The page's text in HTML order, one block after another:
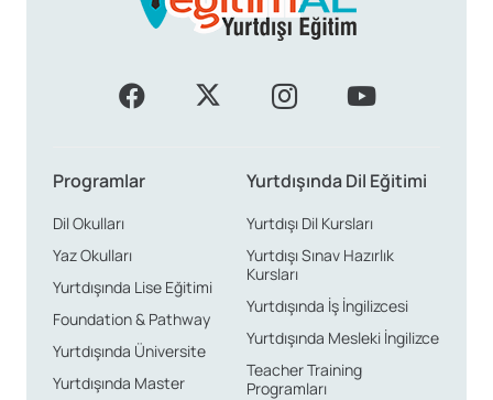
Programlar
Dil Okulları
Yaz Okulları
Yurtdışında Lise Eğitimi
Foundation & Pathway
Yurtdışında Üniversite
Yurtdışında Master
Yurtdışında Dil Eğitimi
Yurtdışı Dil Kursları
Yurtdışı Sınav Hazırlık
Kursları
Yurtdışında İş İngilizcesi
Yurtdışında Mesleki İngilizce
Teacher Training
Programları